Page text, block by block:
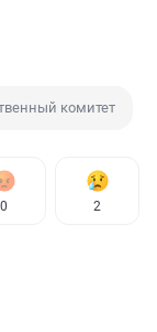
комитет
0 2